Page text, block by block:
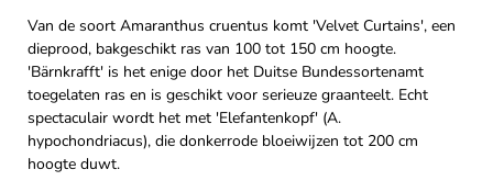
Van de soort Amaranthus cruentus komt 'Velvet Curtains', een
dieprood, bakgeschikt ras van 100 tot 150 cm hoogte.
'Bärnkrafft' is het enige door het Duitse Bundessortenamt
toegelaten ras en is geschikt voor serieuze graanteelt. Echt
spectaculair wordt het met 'Elefantenkopf' (A.
hypochondriacus), die donkerrode bloeiwijzen tot 200 cm
hoogte duwt.